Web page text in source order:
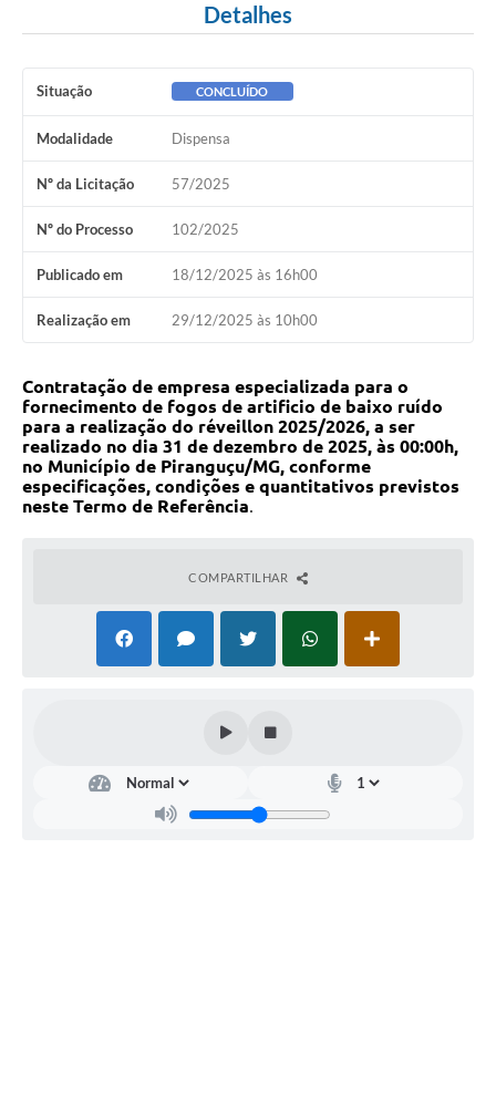
Detalhes
Situação CONCLUÍDO
Modalidade Dispensa
Nº da Licitação 57/2025
Nº do Processo 102/2025
Publicado em 18/12/2025 às 16h00
Realização em 29/12/2025 às 10h00
Contratação de empresa especializada para o
fornecimento de fogos de artificio de baixo ruído
para a realização do réveillon 2025/2026, a ser
realizado no dia 31 de dezembro de 2025, às 00:00h,
no Município de Piranguçu/MG, conforme
especificações, condições e quantitativos previstos
neste Termo de Referência.
COMPARTILHAR